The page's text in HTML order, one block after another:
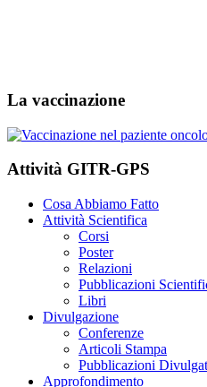
La vaccinazione
Attività GITR-GPS
Cosa Abbiamo Fatto
Attività Scientifica
Corsi
Poster
Relazioni
Pubblicazioni
Libri
Divulgazione
Conferenze
Articoli Stampa
Pubblicazioni
Approfondimento